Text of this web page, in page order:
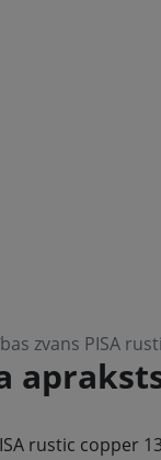
zvans PISA
rustic copper